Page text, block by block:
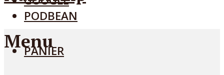
PODBEAN
PANIER
Menu